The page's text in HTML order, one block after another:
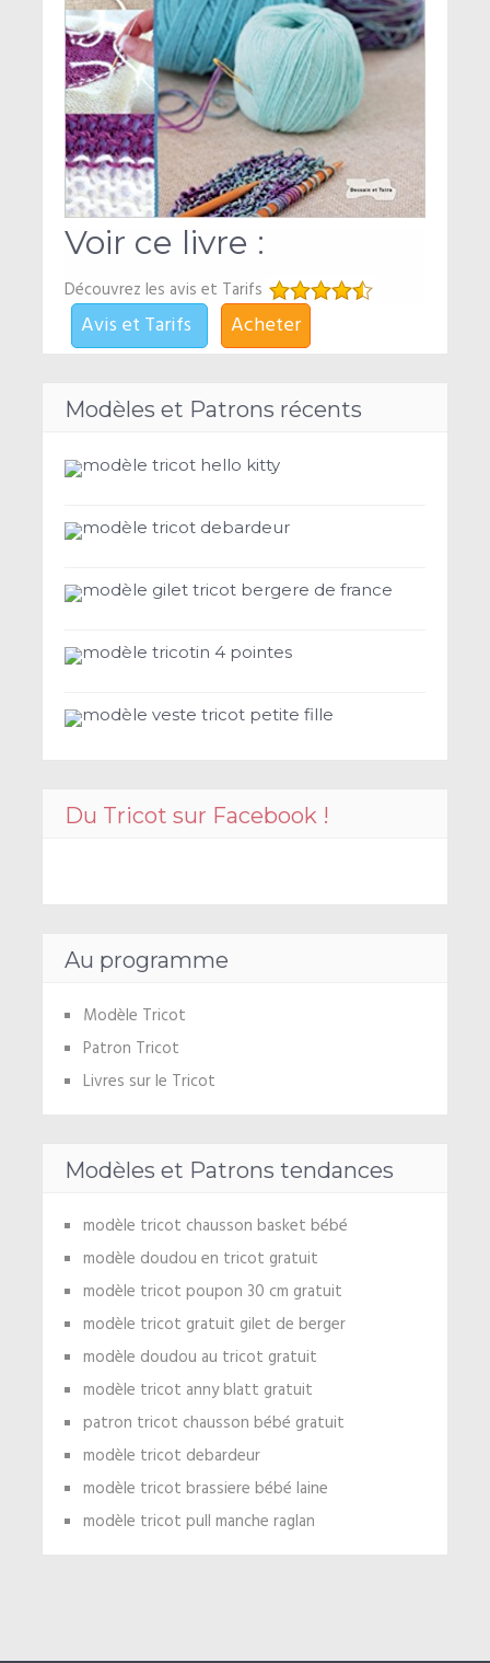
Voir ce livre :
Découvrez les avis et Tarifs
Acheter
Avis et Tarifs
Modèles et Patrons récents
modèle tricot hello kitty
modèle tricot debardeur
modèle gilet tricot bergere de france
modèle tricotin 4 pointes
modèle veste tricot petite fille
Du Tricot sur Facebook !
Au programme
Modèle Tricot
Patron Tricot
Livres sur le Tricot
Modèles et Patrons tendances
modèle tricot chausson basket bébé
modèle doudou en tricot gratuit
modèle tricot poupon 30 cm gratuit
modèle tricot gratuit gilet de berger
modèle doudou au tricot gratuit
modèle tricot anny blatt gratuit
patron tricot chausson bébé gratuit
modèle tricot debardeur
modèle tricot brassiere bébé laine
modèle tricot pull manche raglan